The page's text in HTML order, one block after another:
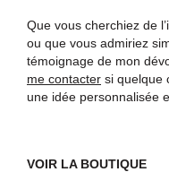
Ottawa
Que vous cherchiez de
ou que vous admiriez
témoignage de mon
me contacter si quelque
une idée personnalisée
VOIR LA BOUTIQUE